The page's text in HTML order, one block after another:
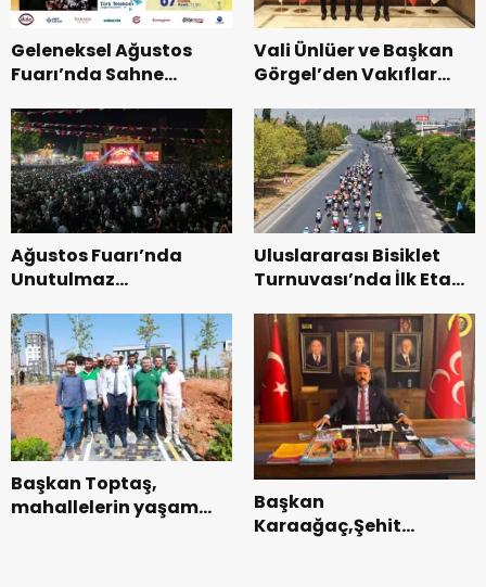
Geleneksel Ağustos
Fuarı’nda Sahne
Vali Ünlüer ve Başkan
Görgel’den Vakıflar
ziyaret.
Ağustos Fuarı’nda
Unutulmaz
Uluslararası Bisiklet
Turnuvası’nda İlk Etap
Tamamlandı.
Başkan Toptaş,
mahallelerin yaşam
Başkan
Karaağaç,Şehit